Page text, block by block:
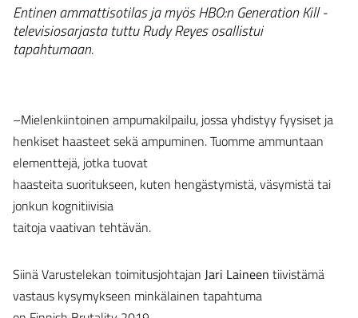
Entinen ammattisotilas ja myös HBO:n Generation Kill -
televisiosarjasta tuttu Rudy Reyes osallistui
tapahtumaan.
–Mielenkiintoinen ampumakilpailu, jossa yhdistyy fyysiset ja
henkiset haasteet sekä ampuminen. Tuomme ammuntaan
elementtejä, jotka tuovat
haasteita suoritukseen, kuten hengästymistä, väsymistä tai
jonkun kognitiivisia
taitoja vaativan tehtävän.
Siinä Varustelekan toimitusjohtajan Jari Laineen tiivistämä
vastaus kysymykseen minkälainen tapahtuma